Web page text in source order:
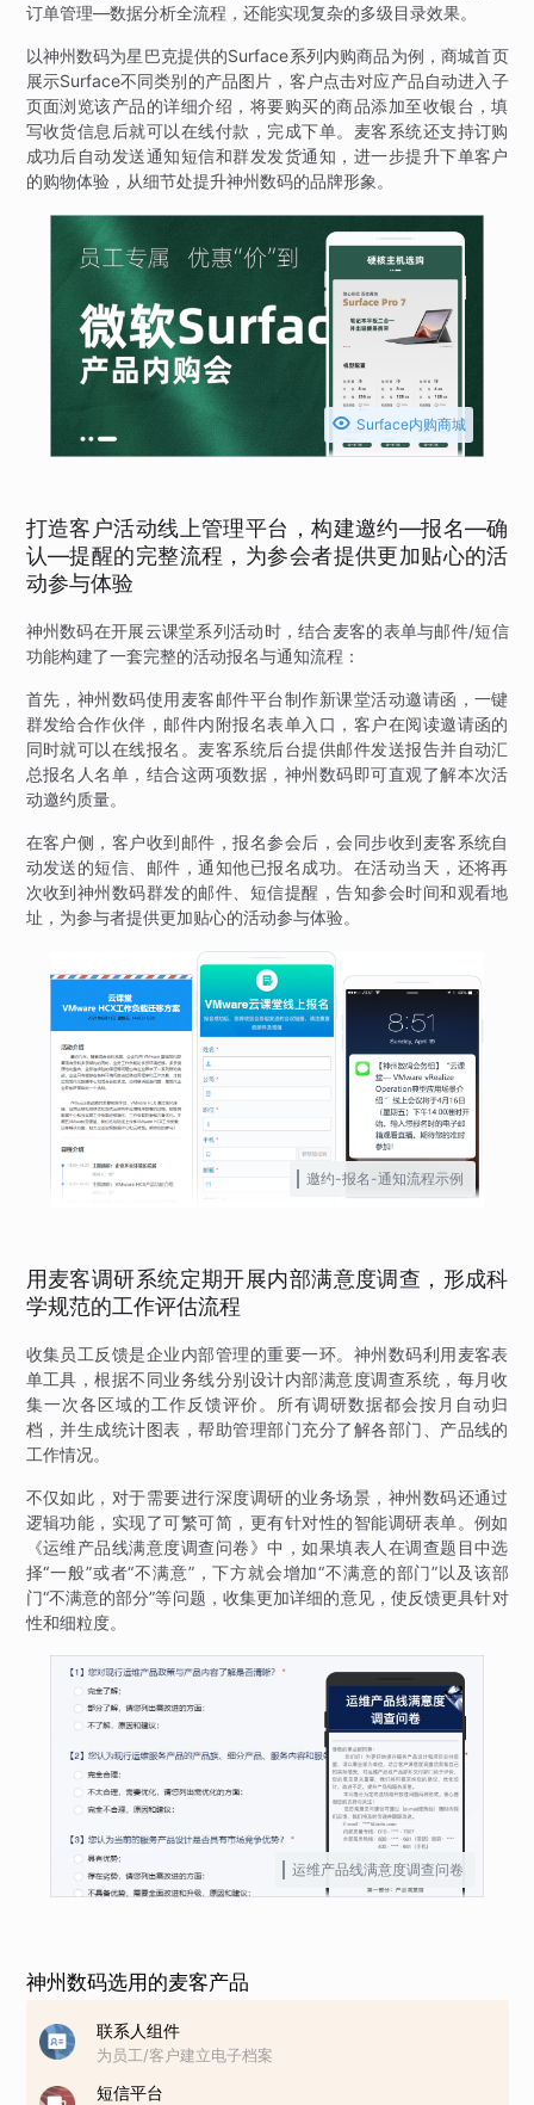
订单管理—数据分析全流程，还能实现复杂的多级目录效果。
以神州数码为星巴克提供的Surface系列内购商品为例，商城首页
展示Surface不同类别的产品图片，客户点击对应产品自动进入子
页面浏览该产品的详细介绍，将要购买的商品添加至收银台，填
写收货信息后就可以在线付款，完成下单。麦客系统还支持订购
成功后自动发送通知短信和群发发货通知，进一步提升下单客户
的购物体验，从细节处提升神州数码的品牌形象。
 Surface内购商城
打造客户活动线上管理平台，构建邀约—报名—确
认—提醒的完整流程，为参会者提供更加贴心的活
动参与体验
神州数码在开展云课堂系列活动时，结合麦客的表单与邮件/短信
功能构建了一套完整的活动报名与通知流程：
首先，神州数码使用麦客邮件平台制作新课堂活动邀请函，一键
群发给合作伙伴，邮件内附报名表单入口，客户在阅读邀请函的
同时就可以在线报名。麦客系统后台提供邮件发送报告并自动汇
总报名人名单，结合这两项数据，神州数码即可直观了解本次活
动邀约质量。
在客户侧，客户收到邮件，报名参会后，会同步收到麦客系统自
动发送的短信、邮件，通知他已报名成功。在活动当天，还将再
次收到神州数码群发的邮件、短信提醒，告知参会时间和观看地
址，为参与者提供更加贴心的活动参与体验。
邀约-报名-通知流程示例
用麦客调研系统定期开展内部满意度调查，形成科
学规范的工作评估流程
收集员工反馈是企业内部管理的重要一环。神州数码利用麦客表
单工具，根据不同业务线分别设计内部满意度调查系统，每月收
集一次各区域的工作反馈评价。所有调研数据都会按月自动归
档，并生成统计图表，帮助管理部门充分了解各部门、产品线的
工作情况。
不仅如此，对于需要进行深度调研的业务场景，神州数码还通过
逻辑功能，实现了可繁可简，更有针对性的智能调研表单。例如
《运维产品线满意度调查问卷》中，如果填表人在调查题目中选
择“一般”或者“不满意”，下方就会增加“不满意的部门”以及该部
门“不满意的部分”等问题，收集更加详细的意见，使反馈更具针对
性和细粒度。
运维产品线满意度调查问卷
神州数码选用的麦客产品
联系人组件
为员工/客户建立电子档案
短信平台